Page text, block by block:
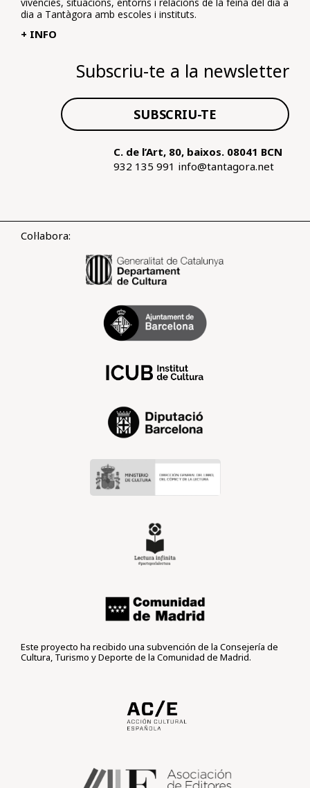
dia a Tantàgora amb escoles i instituts.
+ INFO
Subscriu-te a la newsletter
SUBSCRIU-TE
C. de l’Art, 80, baixos. 08041 BCN
932 135 991 info@tantagora.net
Col·labora:
Este proyecto ha recibido una subvención de la Consejería de
Cultura, Turismo y Deporte de la Comunidad de Madrid.